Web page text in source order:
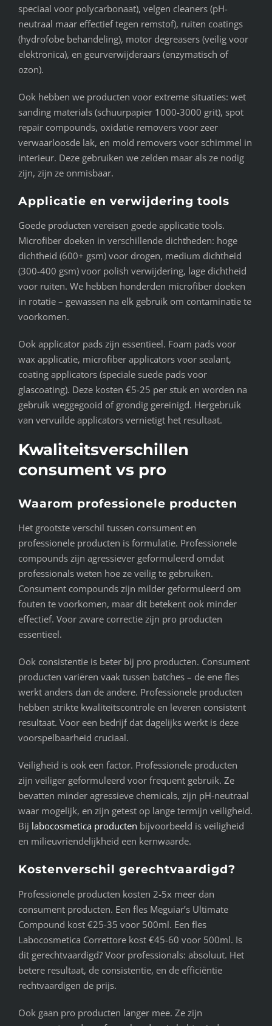
speciaal voor polycarbonaat), velgen cleaners (pH-
neutraal maar effectief tegen remstof), ruiten coatings
(hydrofobe behandeling), motor degreasers (veilig voor
elektronica), en geurverwijderaars (enzymatisch of
ozon).
Ook hebben we producten voor extreme situaties: wet
sanding materials (schuurpapier 1000-3000 grit), spot
repair compounds, oxidatie removers voor zeer
verwaarloosde lak, en mold removers voor schimmel in
interieur. Deze gebruiken we zelden maar als ze nodig
zijn, zijn ze onmisbaar.
Applicatie en verwijdering tools
Goede producten vereisen goede applicatie tools.
Microfiber doeken in verschillende dichtheden: hoge
dichtheid (600+ gsm) voor drogen, medium dichtheid
(300-400 gsm) voor polish verwijdering, lage dichtheid
voor ruiten. We hebben honderden microfiber doeken
in rotatie – gewassen na elk gebruik om contaminatie te
voorkomen.
Ook applicator pads zijn essentieel. Foam pads voor
wax applicatie, microfiber applicators voor sealant,
coating applicators (speciale suede pads voor
glascoating). Deze kosten €5-25 per stuk en worden na
gebruik weggegooid of grondig gereinigd. Hergebruik
van vervuilde applicators vernietigt het resultaat.
Kwaliteitsverschillen
consument vs pro
Waarom professionele producten
Het grootste verschil tussen consument en
professionele producten is formulatie. Professionele
compounds zijn agressiever geformuleerd omdat
professionals weten hoe ze veilig te gebruiken.
Consument compounds zijn milder geformuleerd om
fouten te voorkomen, maar dit betekent ook minder
effectief. Voor zware correctie zijn pro producten
essentieel.
Ook consistentie is beter bij pro producten. Consument
producten variëren vaak tussen batches – de ene fles
werkt anders dan de andere. Professionele producten
hebben strikte kwaliteitscontrole en leveren consistent
resultaat. Voor een bedrijf dat dagelijks werkt is deze
voorspelbaarheid cruciaal.
Veiligheid is ook een factor. Professionele producten
zijn veiliger geformuleerd voor frequent gebruik. Ze
bevatten minder agressieve chemicals, zijn pH-neutraal
waar mogelijk, en zijn getest op lange termijn veiligheid.
Bij labocosmetica producten bijvoorbeeld is veiligheid
en milieuvriendelijkheid een kernwaarde.
Kostenverschil gerechtvaardigd?
Professionele producten kosten 2-5x meer dan
consument producten. Een fles Meguiar’s Ultimate
Compound kost €25-35 voor 500ml. Een fles
Labocosmetica Correttore kost €45-60 voor 500ml. Is
dit gerechtvaardigd? Voor professionals: absoluut. Het
betere resultaat, de consistentie, en de efficiëntie
rechtvaardigen de prijs.
Ook gaan pro producten langer mee. Ze zijn